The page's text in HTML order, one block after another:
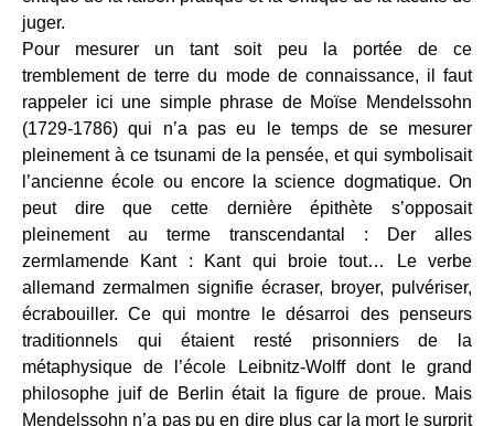
juger.
Pour mesurer un tant soit peu la portée de ce
tremblement de terre du mode de connaissance, il faut
rappeler ici une simple phrase de Moïse Mendelssohn
(1729-1786) qui n’a pas eu le temps de se mesurer
pleinement à ce tsunami de la pensée, et qui symbolisait
l’ancienne école ou encore la science dogmatique. On
peut dire que cette dernière épithète s’opposait
pleinement au terme transcendantal : Der alles
zermlamende Kant : Kant qui broie tout… Le verbe
allemand zermalmen signifie écraser, broyer, pulvériser,
écrabouiller. Ce qui montre le désarroi des penseurs
traditionnels qui étaient resté prisonniers de la
métaphysique de l’école Leibnitz-Wolff dont le grand
philosophe juif de Berlin était la figure de proue. Mais
Mendelssohn n’a pas pu en dire plus car la mort le surprit